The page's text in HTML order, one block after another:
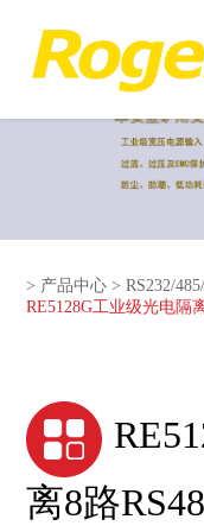
> 产品中心 >RS232/
RE5128G工业级光电隔
离8路